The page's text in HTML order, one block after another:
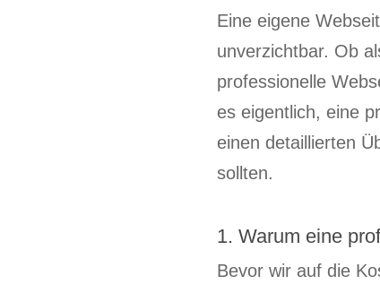
Eine eigene
unverzichtbar. Ob
professionelle
es eigentlich, eine
einen detaillierten
sollten.
1. Warum eine
Bevor wir auf die